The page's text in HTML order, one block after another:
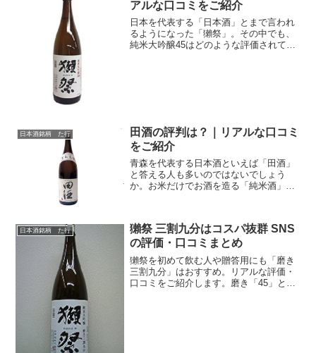
アルな口コミをご紹介
日本を代表する「日本酒」とまで言われ
るようになった「獺祭」。その中でも、
純米大吟醸45はどのような評価されてい
日本酒銘柄 た行
田酒の評判は？｜リアルな口コミ
をご紹介
青森を代表する日本酒といえば「田酒」
と答える人も多いのではないでしょう
か。お米だけでお酒を造る「純米酒」の
考にしてみてください！田酒...
日本酒銘柄 た行
獺祭 三割九分はコスパ抜群 SNS
の評価・口コミまとめ
獺祭を初めて飲む人や贈答用にも「磨き
三割九分」はおすすめ。リアルな評価・
口コミをご紹介します。磨き「45」と比